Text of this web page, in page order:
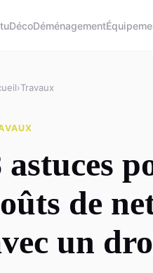
DécoDéménagement
›Travaux
astuces
de
un